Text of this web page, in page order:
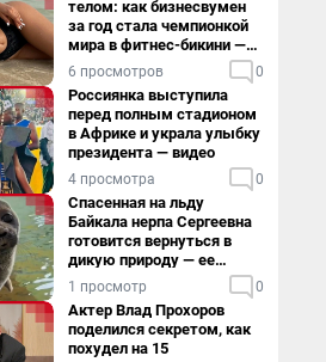
телом: как бизнесвумен
за год стала чемпионкой
мира в фитнес-бикини —
видео
6 просмотров 0
Россиянка выступила
перед полным стадионом
в Африке и украла улыбку
президента — видео
4 просмотра 0
Спасенная на льду
Байкала нерпа Сергеевна
готовится вернуться в
дикую природу — ее
видеоистория
1 просмотр 0
Актер Влад Прохоров
поделился секретом, как
похудел на 15